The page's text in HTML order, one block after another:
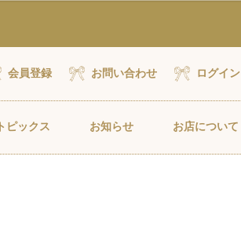
会員登録 お問い合わせ
ログイン
トピックス お知らせ お店について